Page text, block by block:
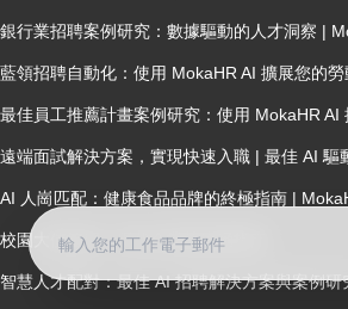
銀行業招聘案例研究：數據驅動的人才洞察 |
藍領招聘自動化：使用 MokaHR AI 擴展您的勞
最佳員工推薦計畫案例研究：使用 MokaHR AI
遠端面試解決方案，實現快速入職 | 最佳 AI 驅
AI 人崗匹配：健康食品品牌的終極指南 |
校園大使管理：現代企業的終極指南
智慧人才配對：最佳 AI 招聘解決方案與案例